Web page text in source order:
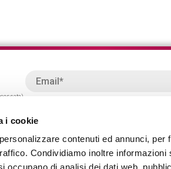
i cookie
contenuti ed annunci, per
Condividiamo inoltre